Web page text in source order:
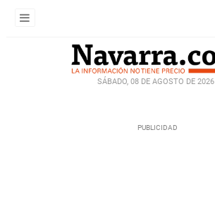
SÁBADO, 08 DE AGOSTO DE 2026